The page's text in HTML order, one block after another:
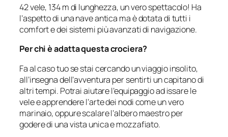
42 vele, 134 m di lunghezza, un vero spettacolo! Ha
l’aspetto di una nave antica ma è dotata di tutti i
comfort e dei sistemi più avanzati di navigazione.
Per chi è adatta questa crociera?
Fa al caso tuo se stai cercando un viaggio insolito,
all’insegna dell’avventura per sentirti un capitano di
altri tempi. Potrai aiutare l’equipaggio ad issare le
vele e apprendere l’arte dei nodi come un vero
marinaio, oppure scalare l’albero maestro per
godere di una vista unica e mozzafiato.